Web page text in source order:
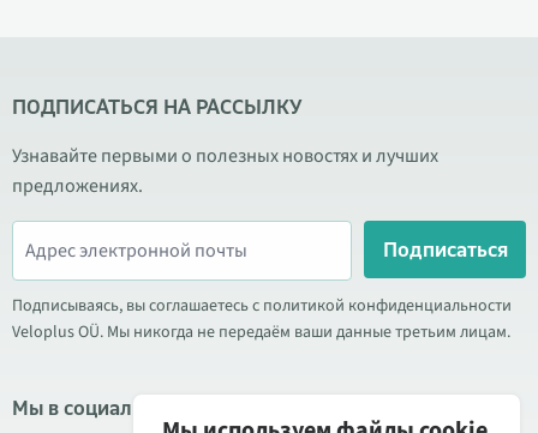
ПОДПИСАТЬСЯ НА РАССЫЛКУ
Узнавайте первыми о полезных новостях и лучших
предложениях.
Подписаться
Подписываясь, вы соглашаетесь с политикой конфиденциальности
Veloplus OÜ. Мы никогда не передаём ваши данные третьим лицам.
Мы в социальных сетях